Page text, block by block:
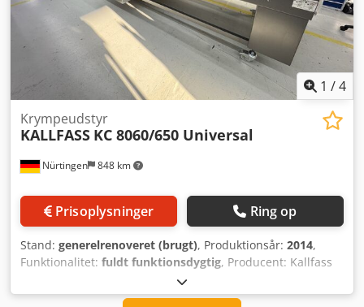
1 /4
Nürtingen 848 km
Krympeudstyr
KALLFASS KC 8060/650 Universal
Prisoplysninger Ring op
Stand: generelrenoveret (brugt), Produktionsår: 2014,
Funktionalitet: fuldt funktionsdygtig, Producent: Kallfass
GmbH Type: Compact-Schrumpfer KC 8060/650 Universal
Årgang: 2014 Mål: ca. 3550 x 1350 x 1450 mm (LxBxH) Vægt: